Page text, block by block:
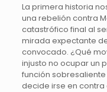
La primera historia
una rebelión contra
catastrófico final al
mirada expectante
convocado. ¿Qué
injusto no ocupar un
función
decide irse en contra